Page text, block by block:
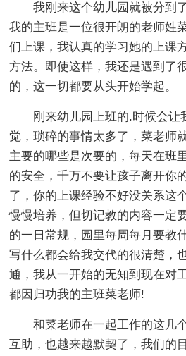
我刚来这个幼儿园就被分到了
我的主班是一位很开朗的老师姓
们上课，我认真的学习她的上课
方法。即使这样，我还是遇到了
的，这一切都要从头开始学起。
刚来幼儿园上班的.时候会让
觉，琐碎的事情太多了，菜老师
主要的哪些是次要的，每天在班
的安全，千万不要让孩子离开你
了，你的上课经验不好没关系这
慢慢培养，但切记教的内容一定
的一日常规，园里每周每月要教
写什么都会给我交代的很清楚，
通，我从一开始的无知到现在对
都因归功我的主班菜老师!
和菜老师在一起工作的这几
互助，也越来越默契了，我们的